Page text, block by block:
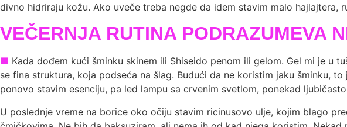
divno hidriraju kožu. Ako uveče treba negde da idem stavim malo hajlajtera,
VEČERNJA RUTINA PODRAZUMEVA
■ Kada dođem kući šminku skinem ili Shiseido penom ili gelom. Gel mi je u
se fina struktura, koja podseća na šlag. Budući da ne koristim jaku šminku,
ponovo stavim esenciju, pa led lampu sa crvenim svetlom, ponekad
U poslednje vreme na borice oko očiju stavim ricinusovo ulje, kojim blago